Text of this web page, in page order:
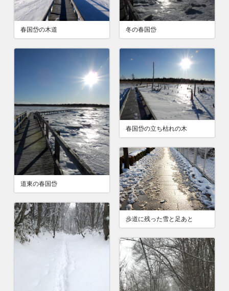
春国岱の木道 冬の春国岱
道東の春国岱
春国岱の立ち枯れの木
歩道に残った雪と足あと